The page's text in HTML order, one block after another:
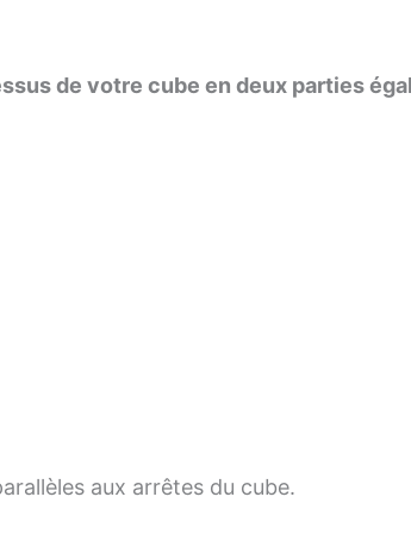
de votre cube en deux parties
aux arrêtes du cube.